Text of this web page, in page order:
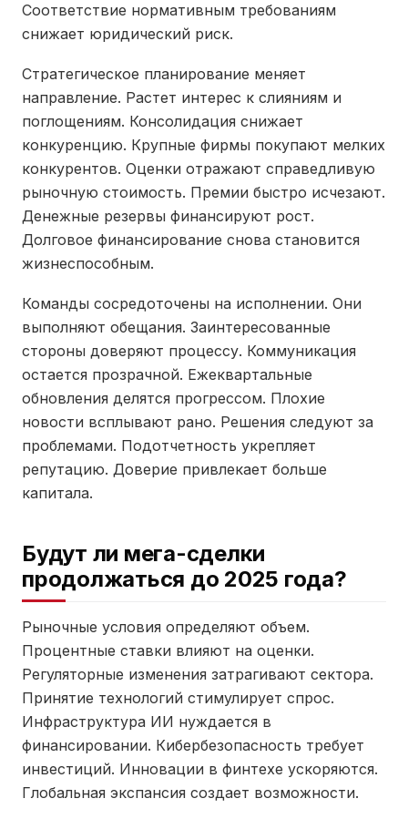
Соответствие нормативным требованиям
снижает юридический риск.
Стратегическое планирование меняет
направление. Растет интерес к слияниям и
поглощениям. Консолидация снижает
конкуренцию. Крупные фирмы покупают мелких
конкурентов. Оценки отражают справедливую
рыночную стоимость. Премии быстро исчезают.
Денежные резервы финансируют рост.
Долговое финансирование снова становится
жизнеспособным.
Команды сосредоточены на исполнении. Они
выполняют обещания. Заинтересованные
стороны доверяют процессу. Коммуникация
остается прозрачной. Ежеквартальные
обновления делятся прогрессом. Плохие
новости всплывают рано. Решения следуют за
проблемами. Подотчетность укрепляет
репутацию. Доверие привлекает больше
капитала.
Будут ли мега-сделки
продолжаться до 2025 года?
Рыночные условия определяют объем.
Процентные ставки влияют на оценки.
Регуляторные изменения затрагивают сектора.
Принятие технологий стимулирует спрос.
Инфраструктура ИИ нуждается в
финансировании. Кибербезопасность требует
инвестиций. Инновации в финтехе ускоряются.
Глобальная экспансия создает возможности.